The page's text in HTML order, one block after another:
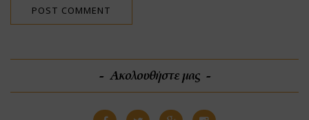
Ακολουθήστε μας